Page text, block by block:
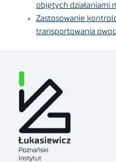
objętych działaniami
Zastosowanie
transportowania